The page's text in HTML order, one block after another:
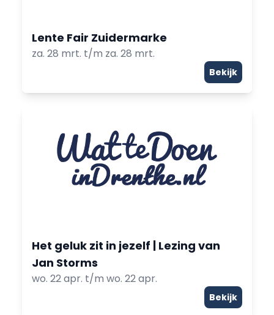
Lente Fair Zuidermarke
za. 28 mrt. t/m za. 28 mrt.
Bekijk
Het geluk zit in jezelf | Lezing van
Jan Storms
wo. 22 apr. t/m wo. 22 apr.
Bekijk